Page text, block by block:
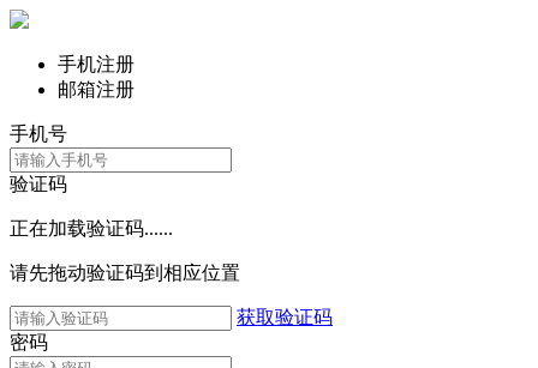
手机注册
邮箱注册
手机号
验证码
正在加载验证码......
请先拖动验证码到相应位置
获取验证码
密码